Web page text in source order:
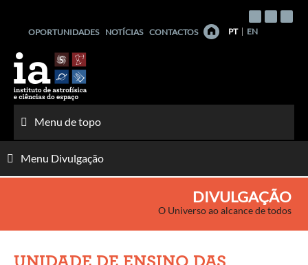
conteúdo
OPORTUNIDADES NOTÍCIAS CONTACTOS PT EN
Menu de topo
Menu Divulgação
DIVULGAÇÃO
O Universo ao alcance de todos